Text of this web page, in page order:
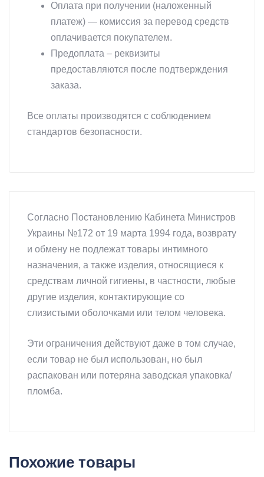
Оплата при получении (наложенный
платеж) — комиссия за перевод средств
оплачивается покупателем.
Предоплата – реквизиты
предоставляются после подтверждения
заказа.
Все оплаты производятся с соблюдением
стандартов безопасности.
Согласно Постановлению Кабинета Министров
Украины №172 от 19 марта 1994 года, возврату
и обмену не подлежат товары интимного
назначения, а также изделия, относящиеся к
средствам личной гигиены, в частности, любые
другие изделия, контактирующие со
слизистыми оболочками или телом человека.
Эти ограничения действуют даже в том случае,
если товар не был использован, но был
распакован или потеряна заводская упаковка/
пломба.
Похожие товары